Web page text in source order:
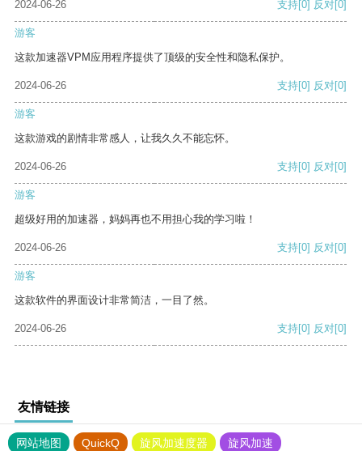
2024-06-26
支持[0] 反对[0]
游客
这款加速器VPM应用程序提供了顶级的安全性和隐私保护。
2024-06-26 支持[0] 反对[0]
游客
这款游戏的剧情非常感人，让我久久不能忘怀。
2024-06-26 支持[0] 反对[0]
游客
超级好用的加速器，妈妈再也不用担心我的学习啦！
2024-06-26 支持[0] 反对[0]
游客
这款软件的界面设计非常简洁，一目了然。
2024-06-26 支持[0] 反对[0]
友情链接
网站地图 QuickQ 旋风加速度器
旋风加速